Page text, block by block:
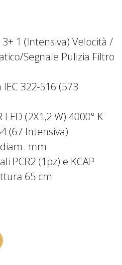
1 (Intensiva) Velocità /
Segnale Pulizia Filtro
322-516 (573
(2X1,2 W) 4000° K
(67 Intensiva)
mm
PCR2 (1pz) e KCAP
65 cm